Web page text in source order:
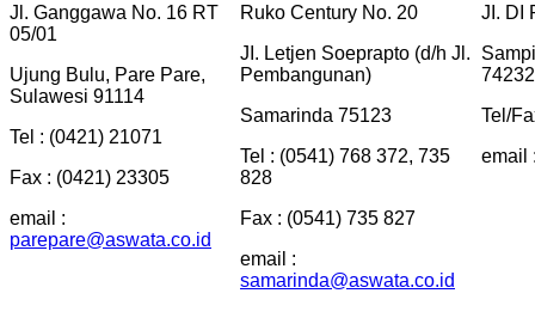
Jl. Ganggawa No. 16 RT
05/01
Ujung Bulu, Pare Pare,
Sulawesi 91114
Tel : (0421) 21071
Fax : (0421) 23305
email :
parepare@aswata.co.id
Ruko Century No. 20
JI. Letjen Soeprapto (d/h Jl.
Pembangunan)
Samarinda 75123
Tel : (0541) 768 372, 735
828
Fax : (0541) 735 827
email :
samarinda@aswata.co.id
JI. DI
74232
Tel/
email